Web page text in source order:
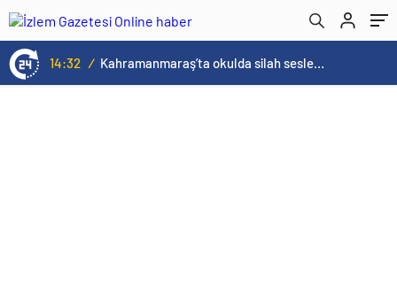
14:32 / Kahramanmaraş’ta okulda silah sesleri duyuldu! Ölü ve yaralılar var